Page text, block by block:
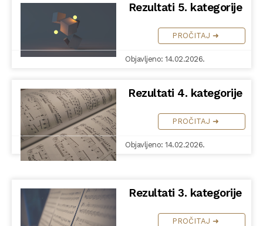
Rezultati 5. kategorije
PROČITAJ ➜
Objavljeno: 14.02.2026.
Rezultati 4. kategorije
PROČITAJ ➜
Objavljeno: 14.02.2026.
Rezultati 3. kategorije
PROČITAJ ➜